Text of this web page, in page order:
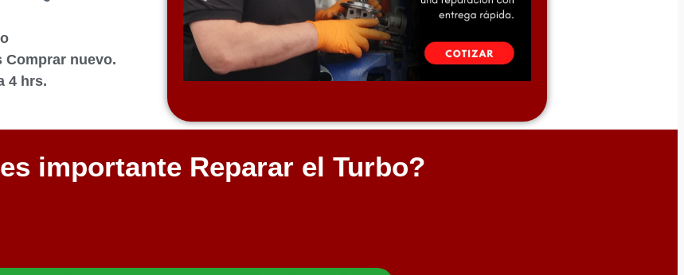
Comprar nuevo.
4 hrs.
importante Reparar el Turbo?